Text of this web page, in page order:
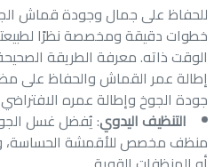
للحفاظ على جمال وجودة قماش
خطوات دقيقة ومخصصة نظرًا
الوقت ذاته. معرفة الطريقة
إطالة عمر القماش والحفاظ على
جودة الجوخ وإطالة عمره الافتراضي،
التنظيف اليدوي: يُفضل غسل
منظف مخصص للأقمشة الحساسة،